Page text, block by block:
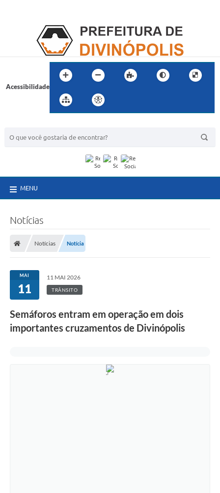
Acessibilidade
MENU
Notícias
Notícias Notícia
MAI
11
11 MAI 2026
TRÂNSITO
Semáforos entram em operação em dois
importantes cruzamentos de Divinópolis